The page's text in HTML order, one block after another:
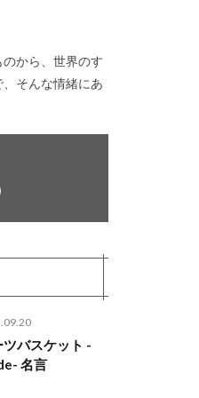
から、世界のす
そんな情緒にあ
ツバスケット -
名言